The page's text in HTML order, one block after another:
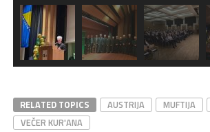
RELATED TOPICS AUSTRIJA MUFTIJA
VEČER KUR'ANA